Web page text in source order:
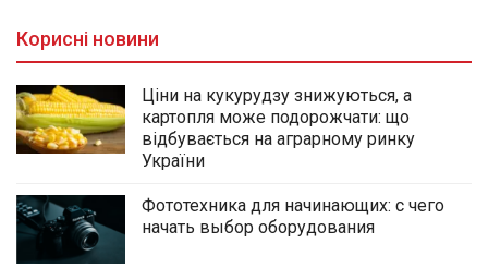
Корисні новини
Ціни на кукурудзу знижуються, а
картопля може подорожчати: що
відбувається на аграрному ринку
України
Фототехника для начинающих: с чего
начать выбор оборудования